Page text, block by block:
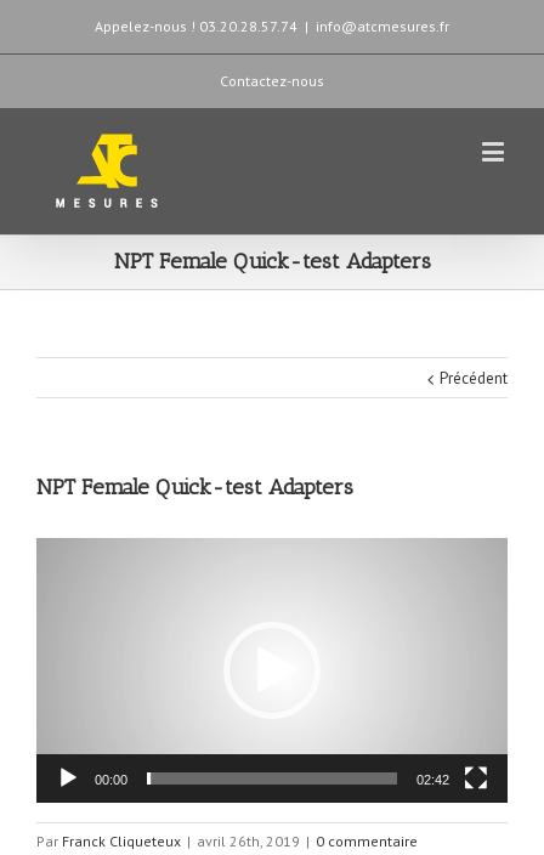
Appelez-nous ! 03.20.28.57.74 | info@atcmesures.fr
Contactez-nous
NPT Female Quick-test Adapters
Précédent
NPT Female Quick-test Adapters
00:00 02:42
Par Franck Cliqueteux | avril 26th, 2019 | 0 commentaire